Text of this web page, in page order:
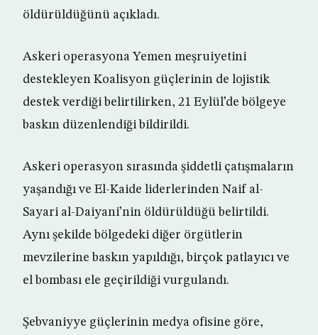
öldürüldüğünü açıkladı.
Askeri operasyona Yemen meşruiyetini
destekleyen Koalisyon güçlerinin de lojistik
destek verdiği belirtilirken, 21 Eylül’de bölgeye
baskın düzenlendiği bildirildi.
Askeri operasyon sırasında şiddetli çatışmaların
yaşandığı ve El-Kaide liderlerinden Naif al-
Sayari al-Daiyani’nin öldürüldüğü belirtildi.
Aynı şekilde bölgedeki diğer örgütlerin
mevzilerine baskın yapıldığı, birçok patlayıcı ve
el bombası ele geçirildiği vurgulandı.
Şebvaniyye güçlerinin medya ofisine göre,